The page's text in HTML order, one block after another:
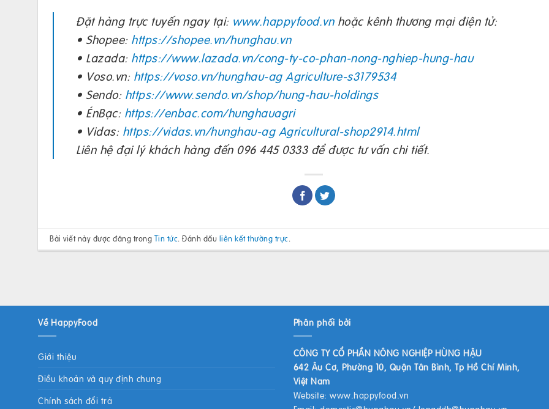
Đặt hàng trực tuyến ngay tại: www.happyfood.vnhoặc kênh thương mại điện tử:
• Shopee: https://shopee.vn/hunghau.vn
• Lazada: https://www.lazada.vn/cong-ty-co-phan-nong-nghiep-hung-hau
• Voso.vn: https://voso.vn/hunghau-ag Agriculture-s3179534
• Sendo: https://www.sendo.vn/shop/hung-hau-holdings
• ÉnBạc: https://enbac.com/hunghauagri
• Vidas: https://vidas.vn/hunghau-ag Agricultural-shop2914.html
Liên hệ đại lý khách hàng đến 096 445 0333 để được tư vấn chi tiết.
Bài viết này được đăng trong Tin tức. Đánh dấu liên kết thường trực.
Về HappyFood
Giới thiệu
Điều khoản và quy định chung
Chính sách đổi trả
Phân phối bởi
CÔNG TY CỔ PHẦN NÔNG NGHIỆP HÙNG HẬU
642 Âu Cơ, Phường 10, Quận Tân Bình, Tp Hồ Chí Minh,
Việt Nam
Website:www.happyfood.vn